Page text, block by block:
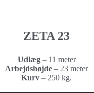
ZETA 23
Udlæg– 11 meter
Arbejdshøjde – 23 meter
Kurv – 250 kg.